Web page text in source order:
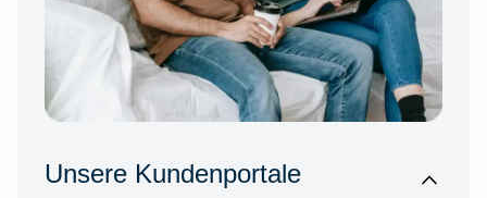
Unsere Kundenportale